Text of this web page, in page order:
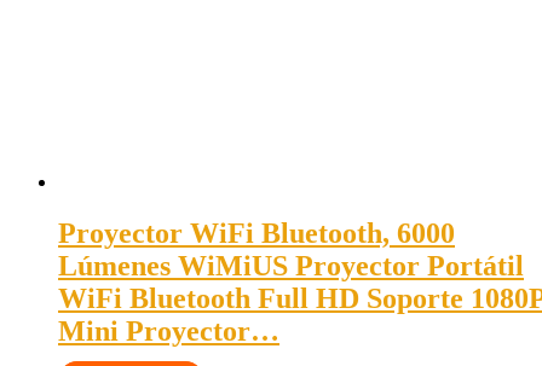
Proyector WiFi Bluetooth, 6000
Lúmenes WiMiUS Proyector Portátil
WiFi Bluetooth Full HD Soporte
Mini Proyector…